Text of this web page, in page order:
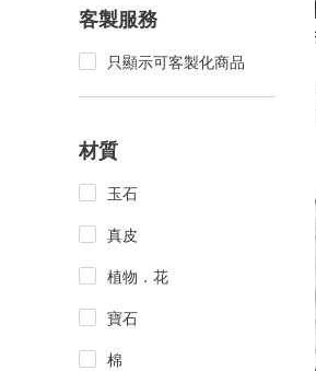
客製服務
只顯示可客製化商品
材質
玉石
真皮
植物．花
寶石
棉